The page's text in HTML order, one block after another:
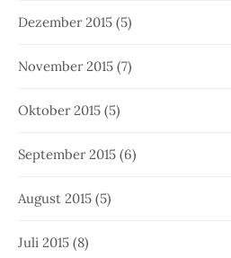
Dezember 2015 (5)
November 2015 (7)
Oktober 2015 (5)
September 2015 (6)
August 2015 (5)
Juli 2015 (8)